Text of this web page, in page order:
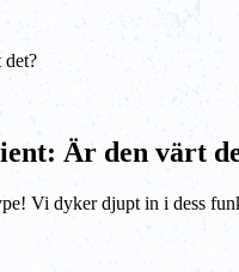
det?
Är den värt
Vi dyker djupt in i dess